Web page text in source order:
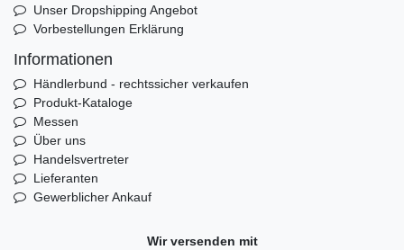
Unser Dropshipping Angebot
Vorbestellungen Erklärung
Informationen
Händlerbund - rechtssicher verkaufen
Produkt-Kataloge
Messen
Über uns
Handelsvertreter
Lieferanten
Gewerblicher Ankauf
Wir versenden mit